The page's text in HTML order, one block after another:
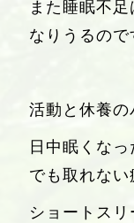
また睡眠不
なりうるので
活動と休養の
日中眠くな
でも取れない
ショートス